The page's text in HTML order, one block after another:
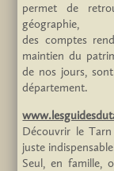
permet de
géographie,
des comptes
maintien du
de nos jours,
département.
Découvrir le
juste
Seul, en famille,